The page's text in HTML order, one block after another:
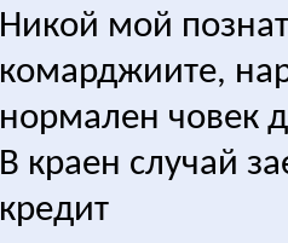
Никой мой
комарджиите,
нормален човек
В краен случай
кредит